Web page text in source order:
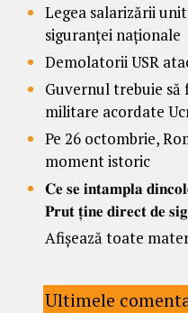
Legea salarizării
siguranței naționale
Demolatorii USR
Guvernul trebuie să
militare acordate
Pe 26 octombrie,
moment istoric
𝐂𝐞 𝐬𝐞 𝐢𝐧𝐭𝐚𝐦𝐩𝐥𝐚
𝐏𝐫𝐮𝐭 𝐭̦𝐢𝐧𝐞 𝐝𝐢𝐫𝐞𝐜𝐭 𝐝𝐞
Afișează toate
Ultimele